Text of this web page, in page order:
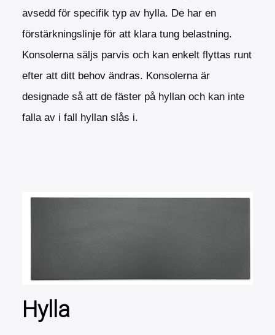
avsedd för specifik typ av hylla. De har en
förstärkningslinje för att klara tung belastning.
Konsolerna säljs parvis och kan enkelt flyttas runt
efter att ditt behov ändras. Konsolerna är
designade så att de fäster på hyllan och kan inte
falla av i fall hyllan slås i.
Hylla